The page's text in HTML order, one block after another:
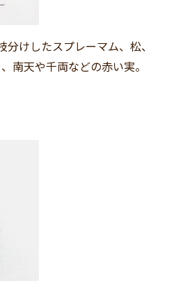
けしたスプレーマム、松、
南天や千両などの赤い実。